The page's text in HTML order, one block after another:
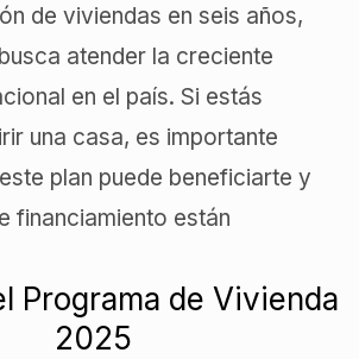
de viviendas en seis años,
atender la creciente
en el país. Si estás
una casa, es importante
plan puede beneficiarte y
financiamiento están
Programa de Vivienda
2025